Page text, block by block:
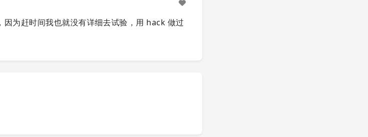
为赶时间我也就没有详细去试验，用 hack 做过